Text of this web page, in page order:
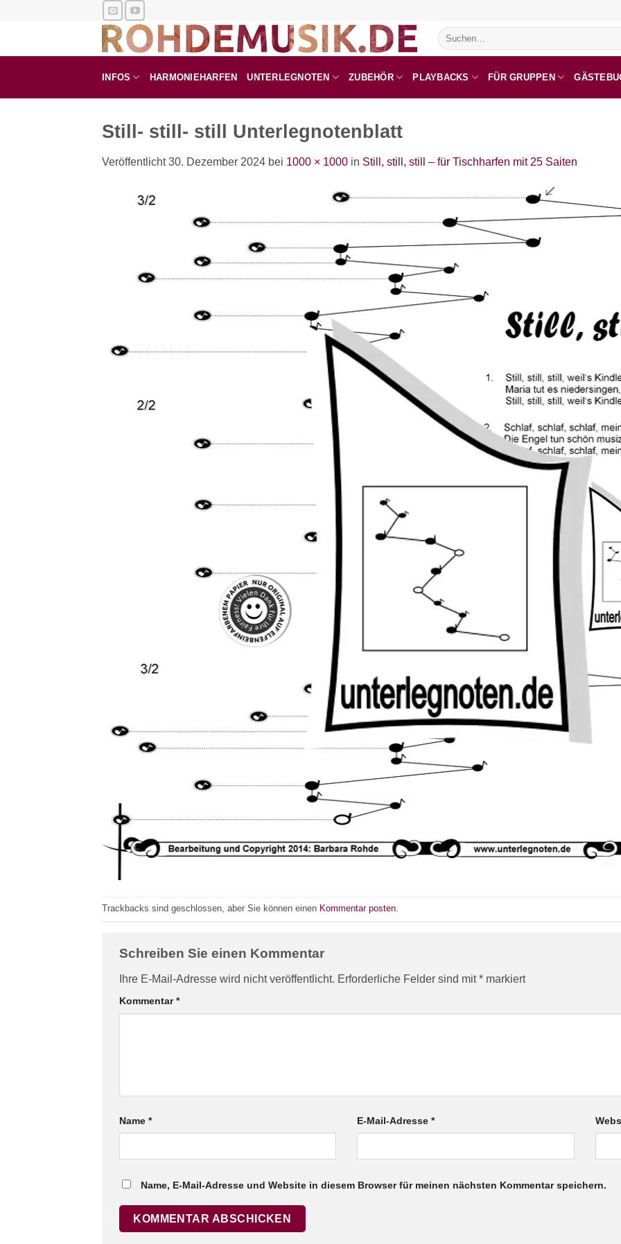
Suchen
nach:
INFOS HARMONIEHARFEN UNTERLEGNOTEN ZUBEHÖR PLAYBACKS FÜR GRUPPEN
Still- still- still Unterlegnotenblatt
Veröffentlicht30. Dezember 2024 bei 1000 × 1000 in Still, still, still – für Tischharfen mit 25 Saiten
Trackbacks sind geschlossen, aber Sie können einen Kommentar posten
Schreiben Sie einen Kommentar
Ihre E-Mail-Adresse wird nicht veröffentlicht. Erforderliche Felder sind mit* markiert
Kommentar*
Name * E-Mail-Adresse*
Name, E-Mail-Adresse und Website in diesem Browser für meinen nächsten Kommentar speichern.